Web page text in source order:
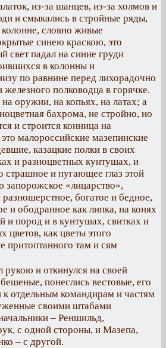
из-за шанцев, из-за холмов и
и смыкались в стройные ряды,
словно живые
синею краскою, это
свет падал на синие груди
в колонны и
по равнине перед лихорадочно
полководца в горячке.
оружии, на копьях, на латах; а
бахрома, не стройно, но
и строится конница на
малороссийские мазепинские
казацкие полки в своих
и разноцветных кунтушах, и
страшное и пугающее глаз этой
запорожское «лицарство»,
разношерстное, богатое и бедное,
и ободранное как липка, на конях
и пород и в кунтушах, свитках и
цветов, как цветы этого
притоптанного там и сям
рукою и откинулся на своей
понеслись вестовые, его
отдельным командирам и частям
своими штабами
– Реншильд,
с одной стороны, и Мазепа,
– с другой.